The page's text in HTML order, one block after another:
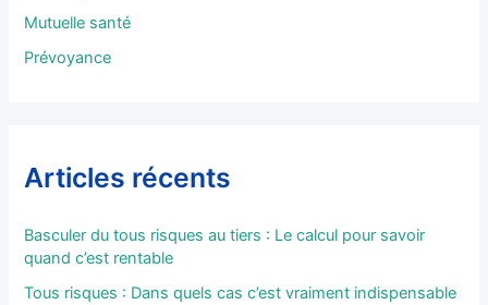
Mutuelle santé
Prévoyance
Articles récents
Basculer du tous risques au tiers : Le calcul pour savoir
quand c’est rentable
Tous risques : Dans quels cas c’est vraiment indispensable